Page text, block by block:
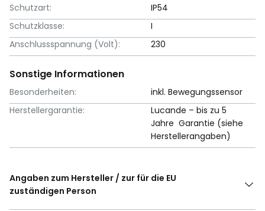
Schutzart:
IP54
Schutzklasse:
I
Anschlussspannung (Volt):
230
Sonstige Informationen
Besonderheiten:
inkl. Bewegungssensor
Herstellergarantie:
Lucande – bis zu 5
Jahre Garantie (siehe
Herstellerangaben)
Angaben zum Hersteller / zur für die EU
zuständigen Person